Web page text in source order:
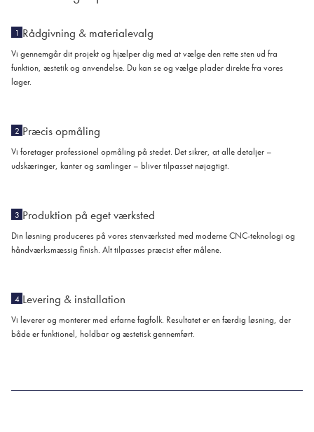
1 Rådgivning & materialevalg
Vi gennemgår dit projekt og hjælper dig med at vælge den rette sten ud fra
funktion, æstetik og anvendelse. Du kan se og vælge plader direkte fra vores
lager.
2 Præcis opmåling
Vi foretager professionel opmåling på stedet. Det sikrer, at alle detaljer –
udskæringer, kanter og samlinger – bliver tilpasset nøjagtigt.
3 Produktion på eget værksted
Din løsning produceres på vores stenværksted med moderne CNC-teknologi og
håndværksmæssig finish. Alt tilpasses præcist efter målene.
4 Levering & installation
Vi leverer og monterer med erfarne fagfolk. Resultatet er en færdig løsning, der
både er funktionel, holdbar og æstetisk gennemført.